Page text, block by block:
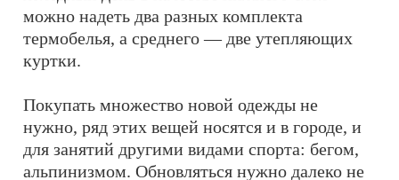
можно надеть два разных комплекта
термобелья, а среднего — две утепляющих
куртки.
Покупать множество новой одежды не
нужно, ряд этих вещей носятся и в городе, и
для занятий другими видами спорта: бегом,
альпинизмом. Обновляться нужно далеко не